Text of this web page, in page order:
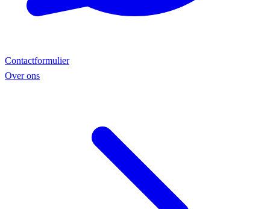
Contactformulier
Over ons